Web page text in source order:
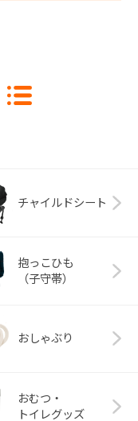
チャイルドシート
抱っこひも
（子守帯）
おしゃぶり
おむつ・
トイレグッズ